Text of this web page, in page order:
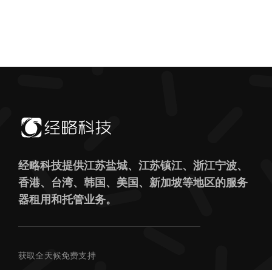
经略科技提供江苏盐城、江苏镇江、浙江宁波、
香港、台湾、韩国、美国、新加坡等地区的服务
器租用和托管业务。
获取全天候免费支持